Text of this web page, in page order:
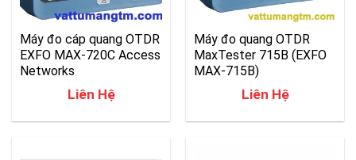
Máy đo cáp quang OTDR
EXFO MAX-720C Access
Networks
Liên Hệ
Máy đo quang OTDR
MaxTester 715B (EXFO
MAX-715B)
Liên Hệ